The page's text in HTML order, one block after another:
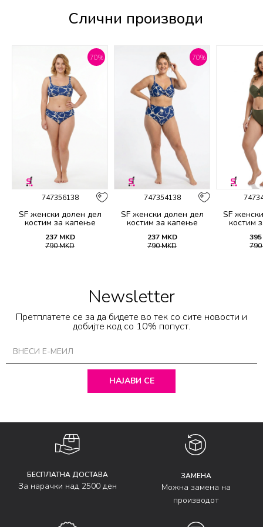
Слични производи
70%
747356138
SF женски долен дел
костим за капење
237 MKD
790MKD
70%
747354138
SF женски долен дел
костим за капење
237 MKD
790MKD
SF
костим
395
790
Newsletter
Претплатете се за да бидете во тек со сите новости и
добијте код со 10% попуст.
НАЈАВИ СЕ
БЕСПЛАТНА ДОСТАВА
За нарачки над 2500 ден
ЗАМЕНА
Можна замена на
производот